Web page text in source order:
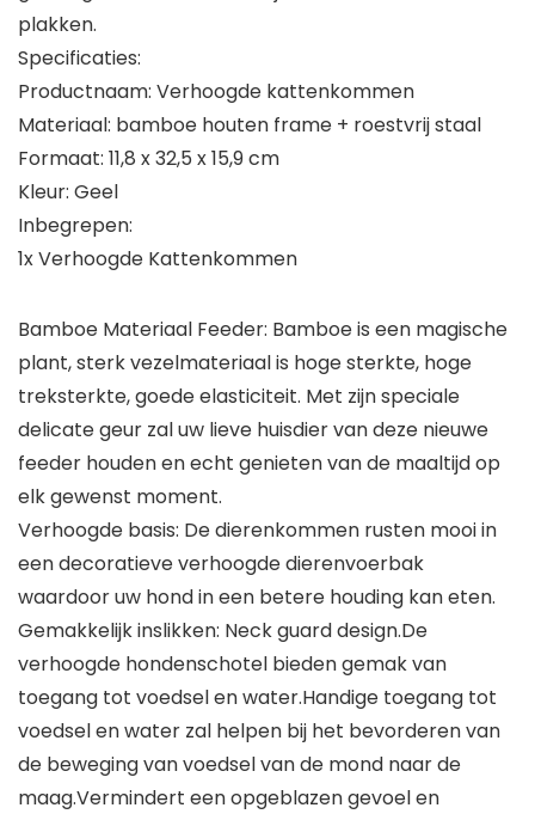
plakken.
Specificaties:
Productnaam: Verhoogde kattenkommen
Materiaal: bamboe houten frame + roestvrij staal
Formaat: 11,8 x 32,5 x 15,9 cm
Kleur: Geel
Inbegrepen:
1x Verhoogde Kattenkommen
Bamboe Materiaal Feeder: Bamboe is een magische
plant, sterk vezelmateriaal is hoge sterkte, hoge
treksterkte, goede elasticiteit. Met zijn speciale
delicate geur zal uw lieve huisdier van deze nieuwe
feeder houden en echt genieten van de maaltijd op
elk gewenst moment.
Verhoogde basis: De dierenkommen rusten mooi in
een decoratieve verhoogde dierenvoerbak
waardoor uw hond in een betere houding kan eten.
Gemakkelijk inslikken: Neck guard design.De
verhoogde hondenschotel bieden gemak van
toegang tot voedsel en water.Handige toegang tot
voedsel en water zal helpen bij het bevorderen van
de beweging van voedsel van de mond naar de
maag.Vermindert een opgeblazen gevoel en